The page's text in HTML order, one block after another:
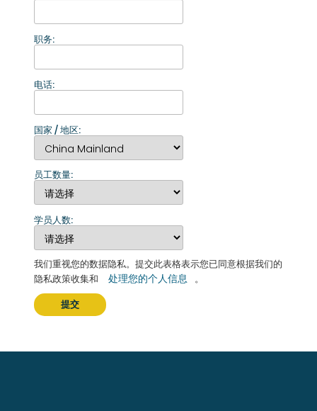
职务:
电话:
国家 / 地区:
员工数量:
学员人数:
我们重视您的数据隐私。提交此表格表示您已同意根据我们的
隐私政策收集和
处理您的个人信息 。
提交